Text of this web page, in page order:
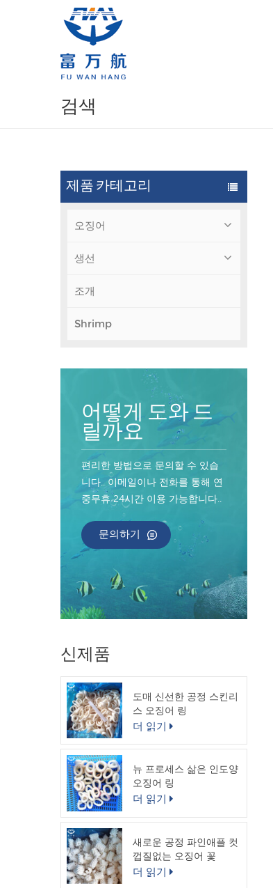
검색
제품 카테고리
오징어
생선
조개
Shrimp
어떻게 도와 드
릴까요
편리한 방법으로 문의할 수 있습
니다.. 이메일이나 전화를 통해 연
중무휴 24시간 이용 가능합니다..
문의하기
신제품
도매 신선한 공정 스킨리
스 오징어 링
더 읽기
뉴 프로세스 삶은 인도양
오징어 링
더 읽기
새로운 공정 파인애플 컷
껍질없는 오징어 꽃
더 읽기